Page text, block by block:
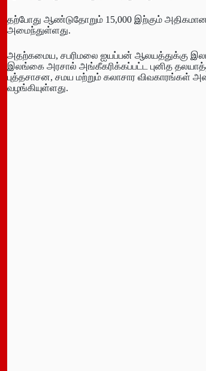
தற்போது ஆண்டுதோறும் 15,000 இற்கும்
அமைந்துள்ளது.
அதற்கமைய, சபரிமலை ஐயப்பன் ஆலயத்துக்கு
இலங்கை அரசால் அங்கீகரிக்கப்பட்ட புனித
புத்தசாசன, சமய மற்றும் கலாசார
வழங்கியுள்ளது.